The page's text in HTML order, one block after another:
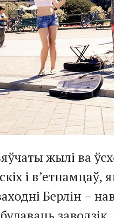
жылі ва
і в’етнамцаў,
Берлін –